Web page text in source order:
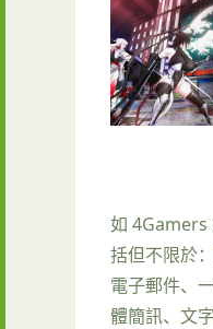
如 4Gamers
括但不限於
電子郵件、
體簡訊、文